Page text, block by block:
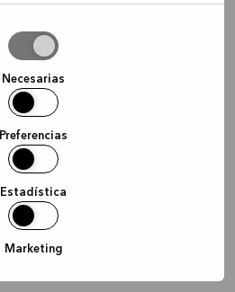
Necesarias
Preferencias
Estadística
Marketing